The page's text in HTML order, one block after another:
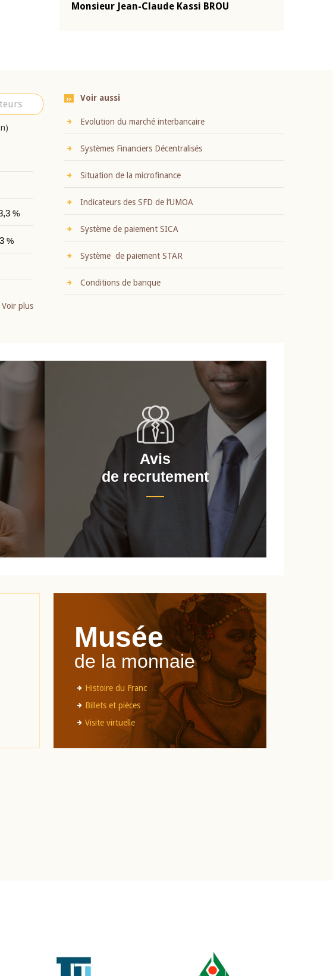
Monsieur Jean-Claude Kassi BROU
%
%
Voir plus
Voir aussi
Evolution du marché interbancaire
Systèmes Financiers Décentralisés
Situation de la microfinance
Indicateurs des SFD de l’UMOA
Système de paiement SICA
Système de paiement STAR
Conditions de banque
Avis
de recrutement
Musée
de la monnaie
Histoire du Franc
Billets et pièces
Visite virtuelle